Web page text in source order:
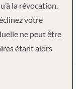
la révocation.
votre
ne peut être
étant alors